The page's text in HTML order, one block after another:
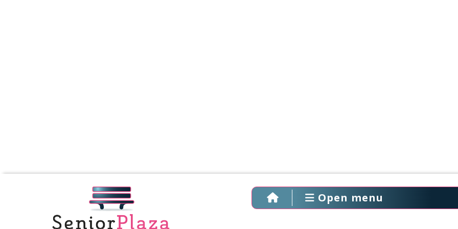
Open menu